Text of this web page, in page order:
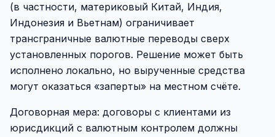
(в частности, материковый Китай, Индия,
Индонезия и Вьетнам) ограничивает
трансграничные валютные переводы сверх
установленных порогов. Решение может быть
исполнено локально, но вырученные средства
могут оказаться «заперты» на местном счёте.
Договорная мера: договоры с клиентами из
юрисдикций с валютным контролем должны